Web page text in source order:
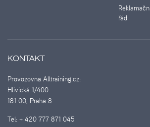
řád
KONTAKT
Provozovna Alltraining.cz:
Hlivická 1/400
181 00, Praha 8
Tel: + 420 777 871 045